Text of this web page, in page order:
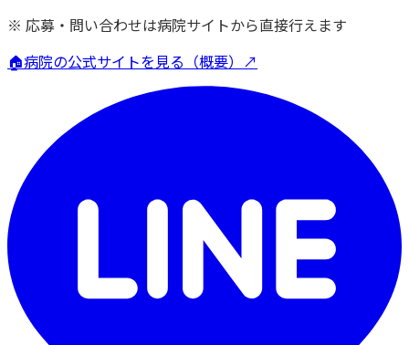
※ 応募・問い合わせは病院サイトから直接行えます
🏠病院の公式サイトを見る（概要）↗